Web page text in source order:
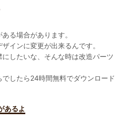
る場合があります。
インに変更が出来るんです。
したいな、そんな時は改造パーツ
したら24時間無料でダウンロード
あるよ